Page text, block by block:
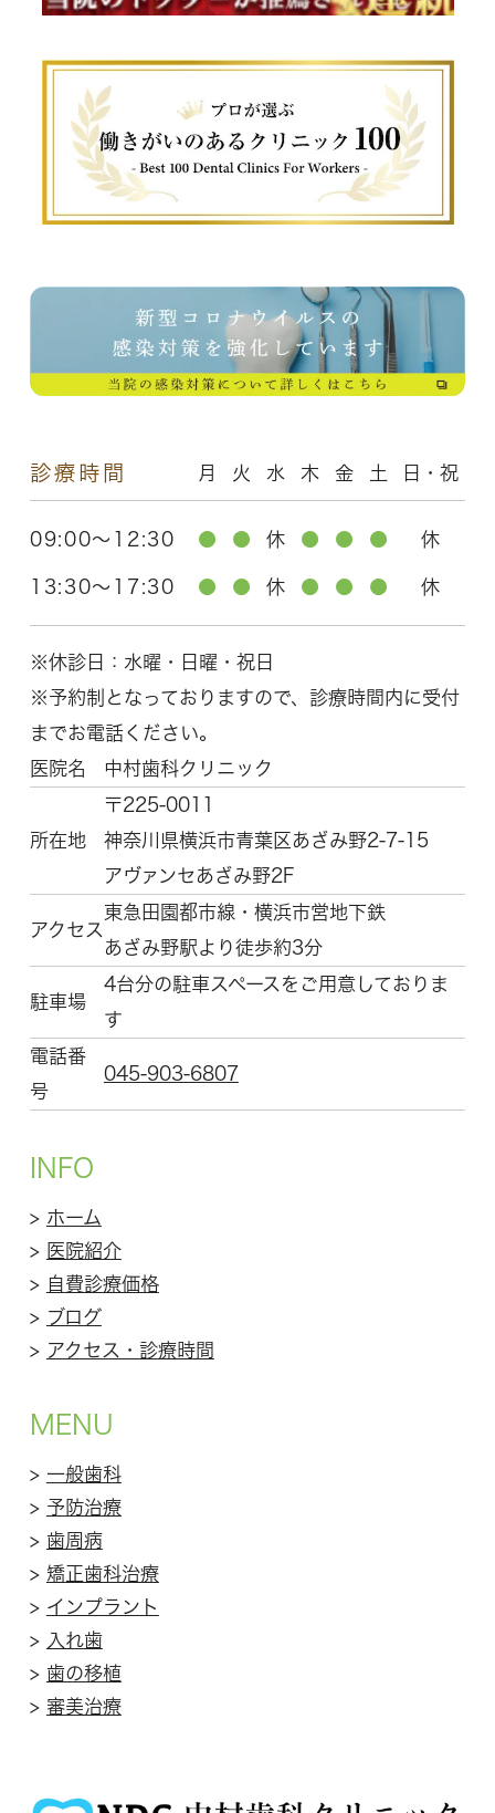
診療時間 月 火 水 木 金 土 日・祝
09:00～12:30 ● ● 休 ● ● ● 休
13:30～17:30 ● ● 休 ● ● ● 休
※休診日：水曜・日曜・祝日
※予約制となっておりますので、診療時間内に受付
までお電話ください。
医院名
中村歯科クリニック
所在地
〒225-0011
神奈川県横浜市青葉区 あざみ野2-7-15
アヴァンセあざみ野2F
アクセス
東急田園都市線・横浜市営地下鉄
あざみ野駅より徒歩約3分
駐車場
4台分の駐車スペースをご用意しておりま
す
電話番
号
045-903-6807
INFO
> ホーム
> 医院紹介
> 自費診療価格
> ブログ
> アクセス・診療時間
MENU
> 一般歯科
> 予防治療
> 歯周病
> 矯正歯科治療
> インプラント
> 入れ歯
> 歯の移植
> 審美治療